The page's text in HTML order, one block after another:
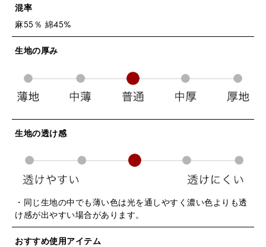
混率
麻55％ 綿45%
生地の厚み
生地の透け感
・同じ生地の中でも薄い色は光を通しやすく濃い色よりも透
け感が出やすい場合があります。
おすすめ使用アイテム